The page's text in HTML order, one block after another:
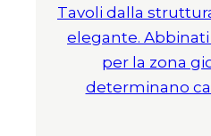
Tavoli dalla
elegante.
per la zona
determinano